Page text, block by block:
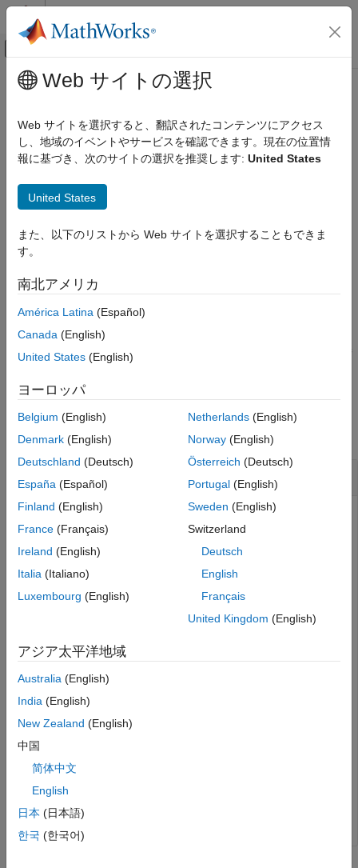
コンテンツへスキップ
オフキャンバス ナビゲーション メ
ドキュメンテーションのホーム
Signal Processing Toolbox
スペクトル解析
項目一覧
構文
例
入力引数
出力引数
アルゴリズム
拡張機能
メインコンテンツ
rectwin
箱型ウィンドウ
構文
w = rectwin(L,typeName)
説明
w= rectwin(L
例
w= rectwin(L,typeName
例
すべて折りたたむ
箱型ウィンドウ
64 点箱型ウィンドウを作成します。
を表示します。
L = 64;
Web サイトの選択
Web サイトを選択すると、翻訳されたコンテンツにアクセス
し、地域のイベントやサービスを確認できます。現在の位置情
報に基づき、次のサイトの選択を推奨します: United States
United States
また、以下のリストから Web サイトを選択することもできま
す。
南北アメリカ
América Latina (Español)
Canada (English)
United States (English)
ヨーロッパ
Belgium (English)
Denmark (English)
Deutschland (Deutsch)
España (Español)
Finland (English)
France (Français)
Ireland (English)
Italia (Italiano)
Luxembourg (English)
Netherlands(English)
Norway(English)
Österreich (Deutsch)
Portugal(English)
Sweden (English)
Switzerland
Deutsch
English
Français
United Kingdom (English)
アジア太平洋地域
Australia (English)
India (English)
New Zealand (English)
中国
简体中文
English
日本 (日本語)
한국 (한국어)